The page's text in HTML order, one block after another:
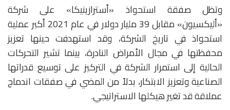
وتظل صفقة استحواذ «أسترازينيكا» على شركة
«أليكسيون» مقابل 39 مليار دولار في عام 2021 أكبر عملية
استحواذ في تاريخ الشركة، وقد استهدفت حينها تعزيز
محفظتها في مجال الأمراض النادرة، بينما تشير التحركات
الحالية إلى استمرار الشركة في التركيز على توسيع قدراتها
الصناعية وتعزيز الابتكار، بدلاً من المضي في صفقات اندماج
عملاقة قد تغير هيكلها الاستراتيجي.